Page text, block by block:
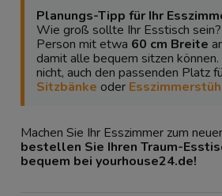
Planungs-Tipp für Ihr
Wie groß sollte Ihr Esstisch
Person mit etwa 60 cm Breite
damit alle bequem sitzen
nicht, auch den passenden Platz
Sitzbänke oder
Machen Sie Ihr Esszimmer zum
bestellen Sie Ihren Traum-
bequem bei yourhouse24.de!